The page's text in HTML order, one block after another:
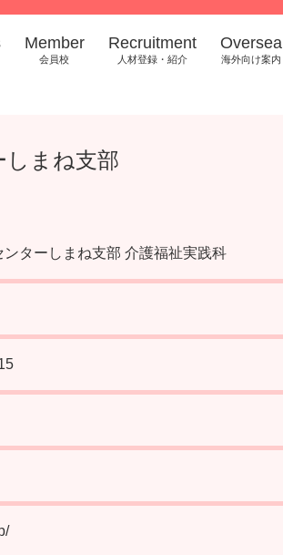
Member
会員校
Recruitment
人材登録・紹介
Oversea
海外向け案内
しまね支部
ターしまね支部 介護福祉実践科